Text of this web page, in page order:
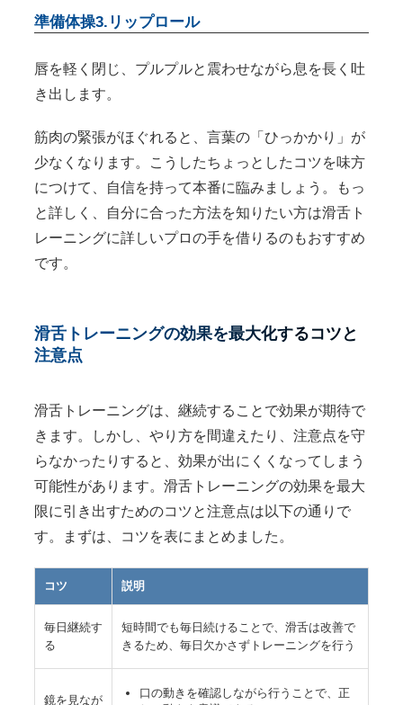
準備体操3.リップロール
唇を軽く閉じ、プルプルと震わせながら息を長く吐
き出します。
筋肉の緊張がほぐれると、言葉の「ひっかかり」が
少なくなります。こうしたちょっとしたコツを味方
につけて、自信を持って本番に臨みましょう。もっ
と詳しく、自分に合った方法を知りたい方は滑舌ト
レーニングに詳しいプロの手を借りるのもおすすめ
です。
滑舌トレーニングの効果を最大化するコツと
注意点
滑舌トレーニングは、継続することで効果が期待で
きます。しかし、やり方を間違えたり、注意点を守
らなかったりすると、効果が出にくくなってしまう
可能性があります。滑舌トレーニングの効果を最大
限に引き出すためのコツと注意点は以下の通りで
す。まずは、コツを表にまとめました。
コツ 説明
毎日継続す
る
短時間でも毎日続けることで、滑舌は改善で
きるため、毎日欠かさずトレーニングを行う
鏡を見なが
口の動きを確認しながら行うことで、正